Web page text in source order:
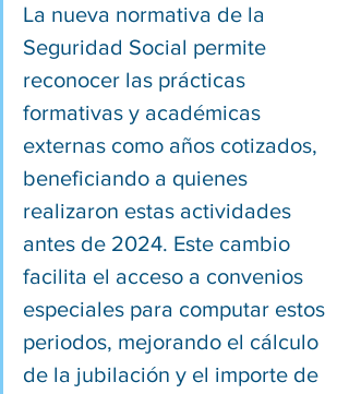
La nueva normativa de la
Seguridad Social permite
reconocer las prácticas
formativas y académicas
externas como años cotizados,
beneficiando a quienes
realizaron estas actividades
antes de 2024. Este cambio
facilita el acceso a convenios
especiales para computar estos
periodos, mejorando el cálculo
de la jubilación y el importe de